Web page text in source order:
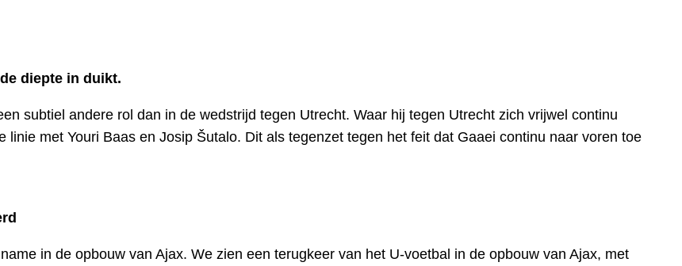
diepte in duikt.
subtiel andere rol dan in de wedstrijd tegen Utrecht. Waar hij tegen Utrecht zich vrijwel continu
met Youri Baas en Josip Šutalo. Dit als tegenzet tegen het feit dat Gaaei continu naar voren toe
in de opbouw van Ajax. We zien een terugkeer van het U-voetbal in de opbouw van Ajax, met